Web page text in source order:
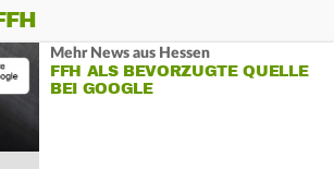
Mehr News aus Hessen
FFH ALS BEVORZUGTE QUELLE
BEI GOOGLE